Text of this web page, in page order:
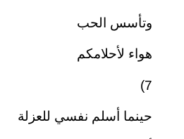
وتأسس الحب
هواء لأحلامكم
7)
حينما أسلم نفسي للعزلة